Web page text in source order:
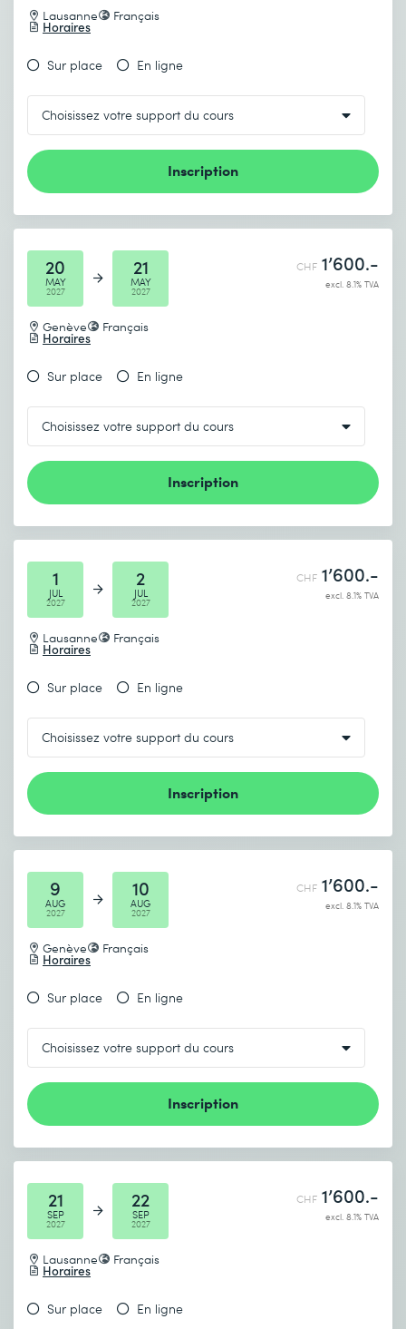
Lausanne Français
Horaires
Sur place En ligne
Inscription
20
MAY
2027
21
MAY
2027
Genève Français
Horaires
CHF 1’600.-
excl. 8.1% TVA
Sur place En ligne
Inscription
1
JUL
2027
2
JUL
2027
Lausanne Français
Horaires
CHF 1’600.-
excl. 8.1% TVA
Sur place En ligne
Inscription
9
AUG
2027
10
AUG
2027
Genève Français
Horaires
CHF 1’600.-
excl. 8.1% TVA
Sur place En ligne
Inscription
21
SEP
2027
22
SEP
2027
Lausanne Français
Horaires
CHF 1’600.-
excl. 8.1% TVA
Sur place En ligne